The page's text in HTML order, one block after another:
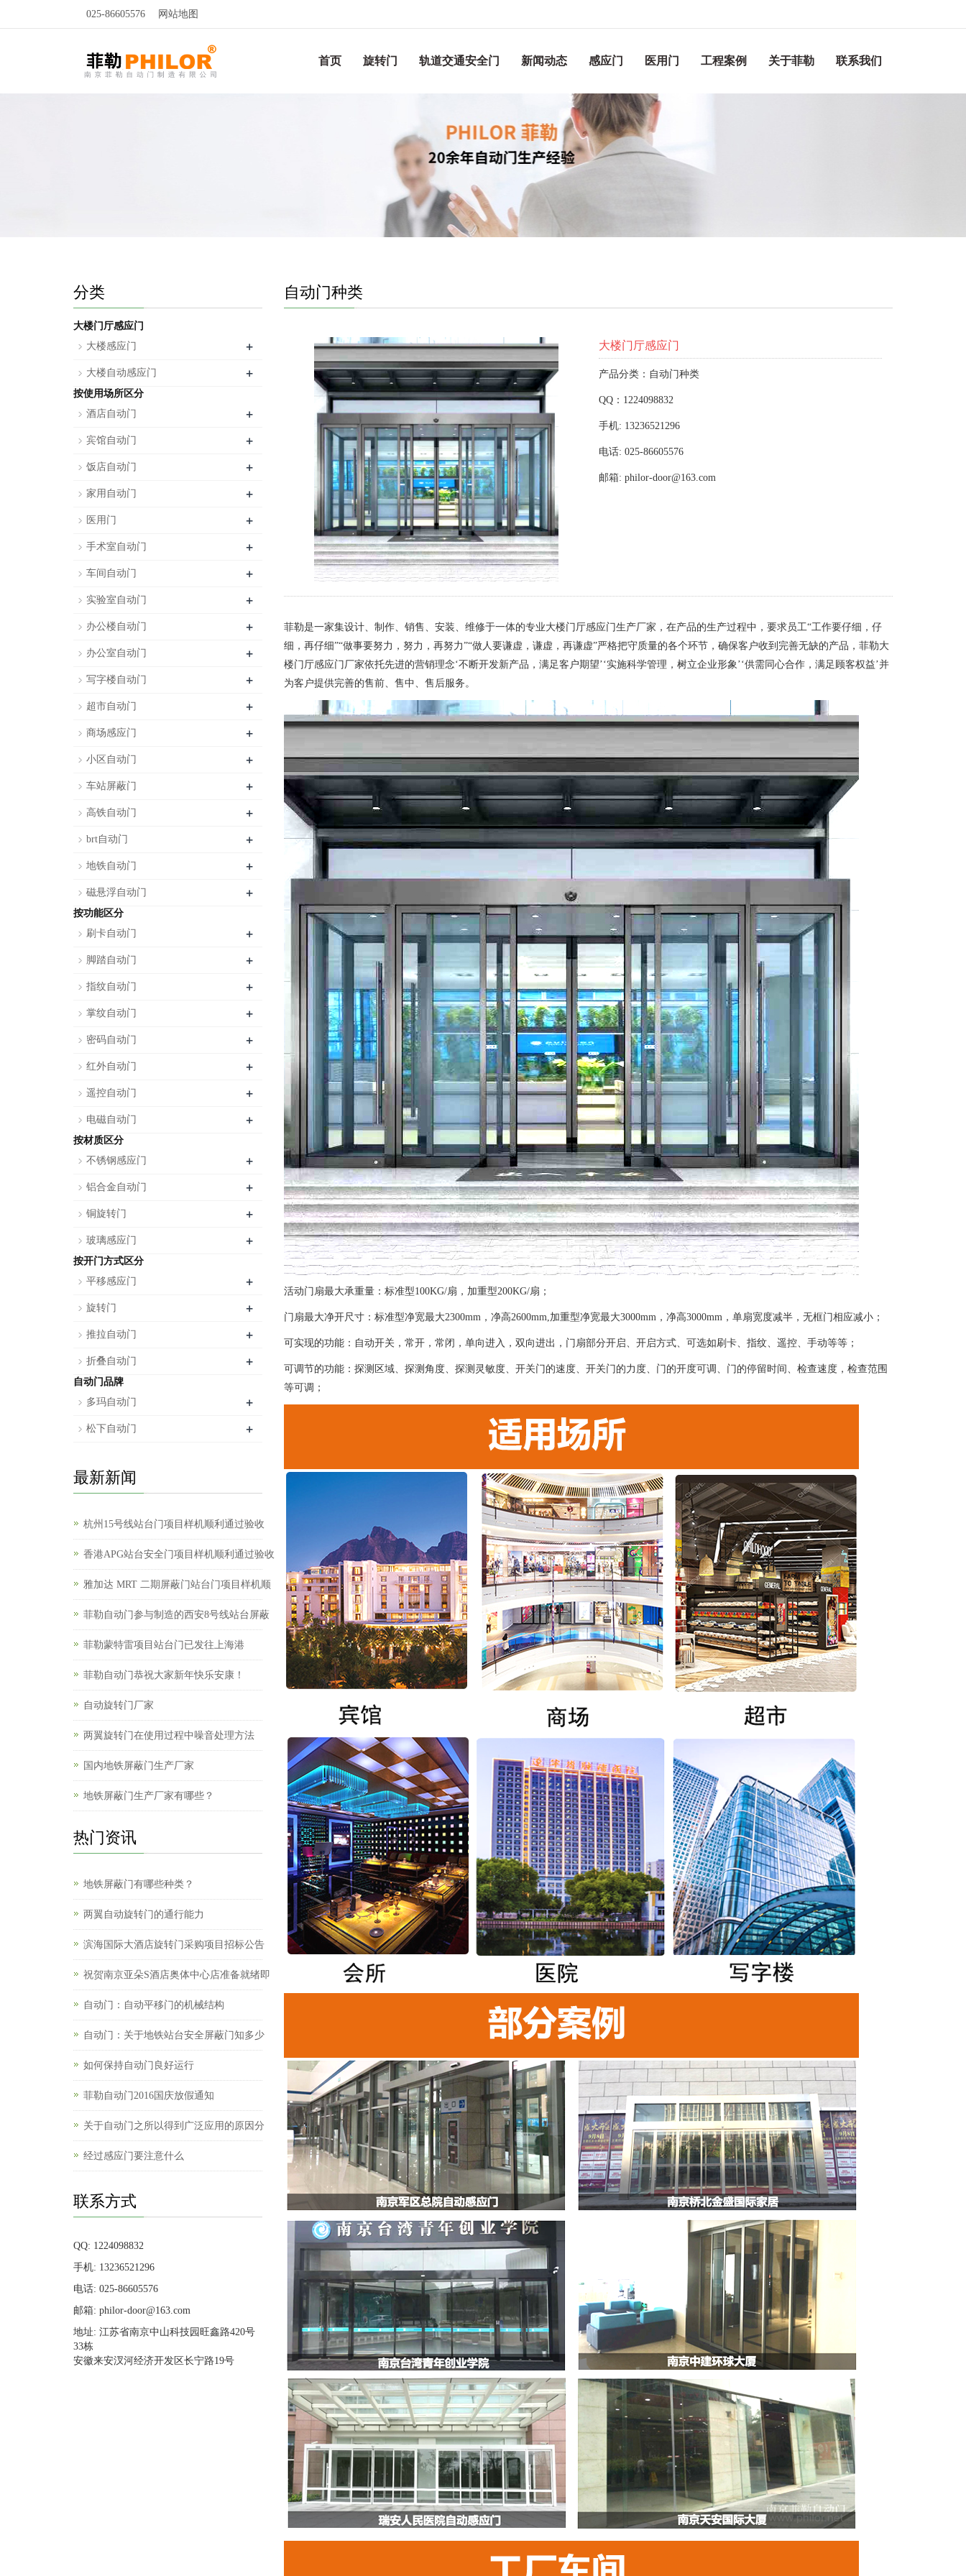
025-86605576 网站地图
首页 旋转门 轨道交通安全门 新闻动态 感应门 医用门 工程案例 关于菲勒 联系我们
自动门种类
大楼门厅感应门
产品分类：自动门种类
QQ：1224098832
手机: 13236521296
电话: 025-86605576
邮箱: philor-door@163.com
菲勒是一家集设计、制作、销售、安装、维修于一体的专业大楼门厅感应门生产厂家，在产品的生产过程中，要求员工“工作要仔细，仔
细，再仔细”“做事要努力，努力，再努力”“做人要谦虚，谦虚，再谦虚”严格把守质量的各个环节，确保客户收到完善无缺的产品，菲勒大
楼门厅感应门厂家依托先进的营销理念‘不断开发新产品，满足客户期望’‘实施科学管理，树立企业形象’‘供需同心合作，满足顾客权益’并
为客户提供完善的售前、售中、售后服务。
活动门扇最大承重量：标准型100KG/扇，加重型200KG/扇；
门扇最大净开尺寸：标准型净宽最大2300mm，净高2600mm,加重型净宽最大3000mm，净高3000mm，单扇宽度减半，无框门相应减小；
可实现的功能：自动开关，常开，常闭，单向进入，双向进出，门扇部分开启、开启方式、可选如刷卡、指纹、遥控、手动等等；
可调节的功能：探测区域、探测角度、探测灵敏度、开关门的速度、开关门的力度、门的开度可调、门的停留时间、检查速度，检查范围
等可调；
分类
大楼门厅感应门
大楼感应门
+
大楼自动感应门 +
按使用场所区分
酒店自动门
+
宾馆自动门 +
饭店自动门 +
家用自动门 +
医用门 +
手术室自动门 +
车间自动门 +
实验室自动门 +
办公楼自动门 +
办公室自动门 +
写字楼自动门 +
超市自动门 +
商场感应门 +
小区自动门 +
车站屏蔽门 +
高铁自动门 +
brt自动门 +
地铁自动门 +
磁悬浮自动门 +
按功能区分
刷卡自动门
+
脚踏自动门 +
指纹自动门 +
掌纹自动门 +
密码自动门 +
红外自动门 +
遥控自动门 +
电磁自动门 +
按材质区分
不锈钢感应门
+
铝合金自动门 +
铜旋转门 +
玻璃感应门 +
按开门方式区分
平移感应门
+
旋转门 +
推拉自动门 +
折叠自动门 +
自动门品牌
多玛自动门
+
松下自动门 +
最新新闻
杭州15号线站台门项目样机顺利通过验收
香港APG站台安全门项目样机顺利通过验收
雅加达 MRT 二期屏蔽门站台门项目样机顺
菲勒自动门参与制造的西安8号线站台屏蔽
菲勒蒙特雷项目站台门已发往上海港
菲勒自动门恭祝大家新年快乐安康！
自动旋转门厂家
两翼旋转门在使用过程中噪音处理方法
国内地铁屏蔽门生产厂家
地铁屏蔽门生产厂家有哪些？
热门资讯
地铁屏蔽门有哪些种类？
两翼自动旋转门的通行能力
滨海国际大酒店旋转门采购项目招标公告
祝贺南京亚朵S酒店奥体中心店准备就绪即
自动门：自动平移门的机械结构
自动门：关于地铁站台安全屏蔽门知多少
如何保持自动门良好运行
菲勒自动门2016国庆放假通知
关于自动门之所以得到广泛应用的原因分
经过感应门要注意什么
联系方式
QQ: 1224098832
手机: 13236521296
电话: 025-86605576
邮箱: philor-door@163.com
地址: 江苏省南京中山科技园旺鑫路420号
33栋
安徽来安汊河经济开发区长宁路19号